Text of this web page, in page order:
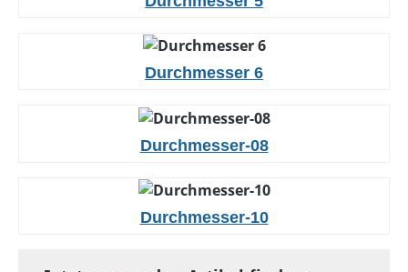
Durchmesser 6
Durchmesser-08
Durchmesser-10